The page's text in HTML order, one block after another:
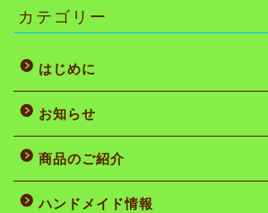
カテゴリー
はじめに
お知らせ
商品のご紹介
ハンドメイド情報